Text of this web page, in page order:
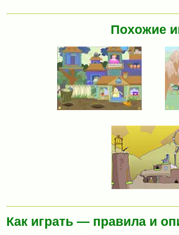
Похожие
Как играть — правила и